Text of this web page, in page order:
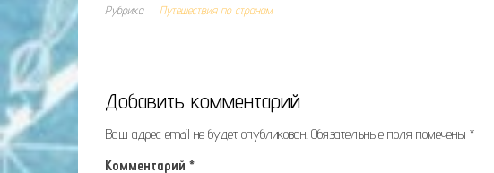
Рубрика Путешествия по странам
Добавить комментарий
Ваш адрес email не будет опубликован. Обязательные поля помечены *
Комментарий *